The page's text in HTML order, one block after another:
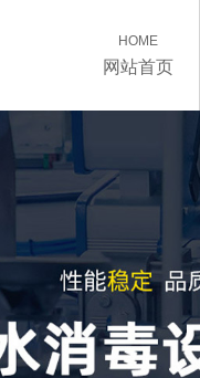
HOME
网站首页